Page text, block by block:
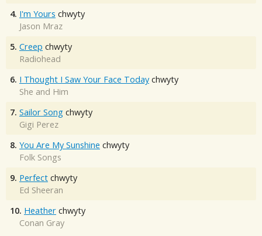
4. I'm Yours chwyty
Jason Mraz
5. Creep chwyty
Radiohead
6. I Thought I Saw Your Face Today chwyty
She and Him
7. Sailor Song chwyty
Gigi Perez
8. You Are My Sunshine chwyty
Folk Songs
9. Perfect chwyty
Ed Sheeran
10. Heather chwyty
Conan Gray